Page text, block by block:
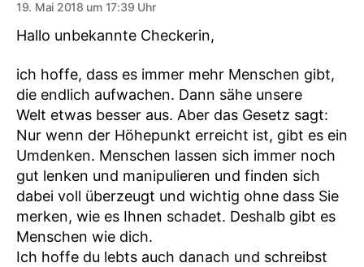
19. Mai 2018 um 17:39 Uhr
Hallo unbekannte Checkerin,
ich hoffe, dass es immer mehr Menschen gibt,
die endlich aufwachen. Dann sähe unsere
Welt etwas besser aus. Aber das Gesetz sagt:
Nur wenn der Höhepunkt erreicht ist, gibt es ein
Umdenken. Menschen lassen sich immer noch
gut lenken und manipulieren und finden sich
dabei voll überzeugt und wichtig ohne dass Sie
merken, wie es Ihnen schadet. Deshalb gibt es
Menschen wie dich.
Ich hoffe du lebts auch danach und schreibst